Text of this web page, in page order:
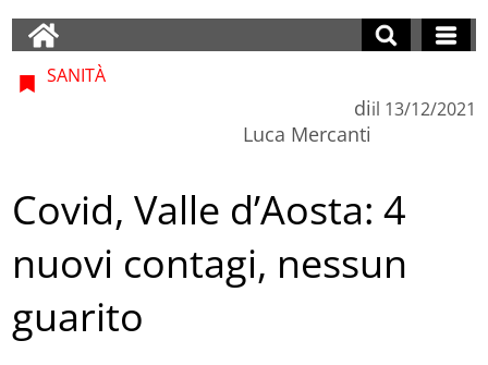
SANITÀ
di
Luca Mercanti
il 13/12/2021
Covid, Valle d’Aosta: 4
nuovi contagi, nessun
guarito